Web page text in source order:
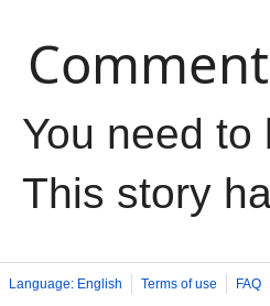
You need
This story
Language: English Terms of use FAQ